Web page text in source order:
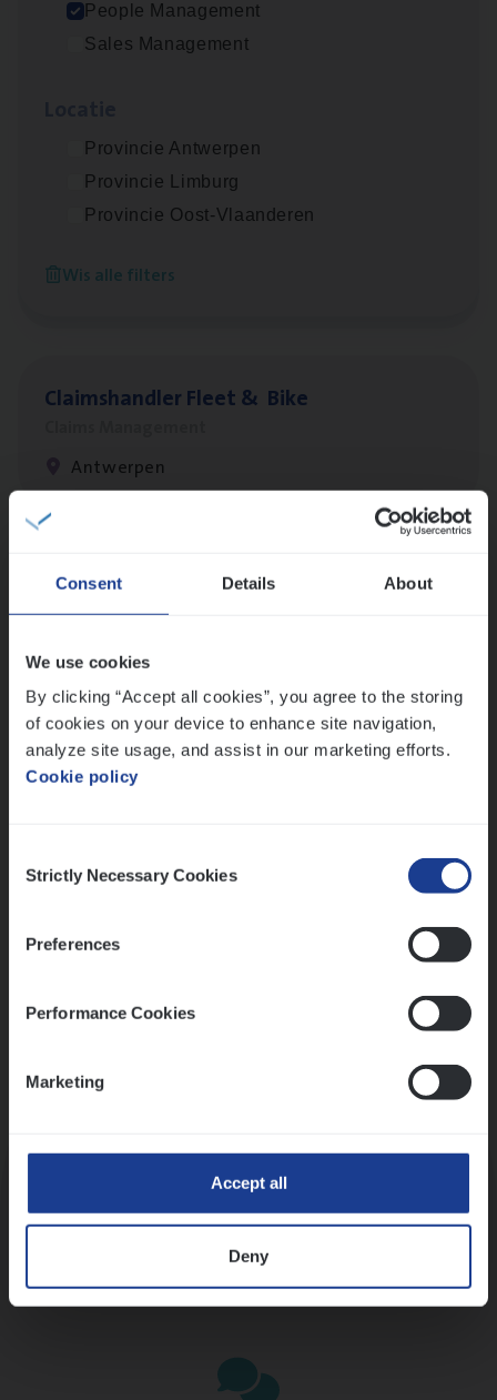
Consent Details About
We use cookies
By clicking “Accept all cookies”, you agree to the storing
of cookies on your device to enhance site navigation,
analyze site usage, and assist in our marketing efforts.
Cookie policy
Selection
Strictly Necessary Cookies
Preferences
Performance Cookies
Marketing
Accept all
Deny
People Management
Sales Management
Provincie Antwerpen
Provincie Limburg
Provincie Oost-Vlaanderen
Wis alle filters
Busi­ness Mana­ger Mari­ne Cargo
Scha­de Expert Fleet
Antwerpen
Claims­hand­ler Fleet& Bike
Antwerpen
Lees onze verhalen
Meer dan collega’s: hoe Julie en Aurélie elkaar
Mathias houdt van diepgaande dossiers én droge
humor
Thalia zoekt graag oplossingen, in games én op het
werk
Ons sollicitatieproces
Assessment